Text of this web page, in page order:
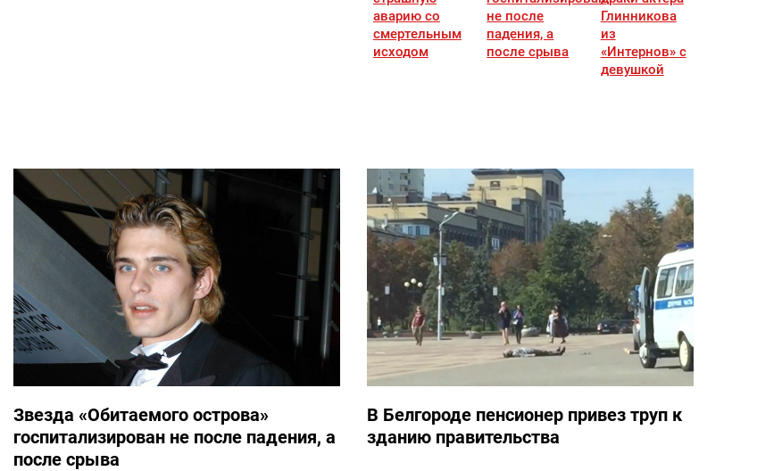
аварию со
смертельным
исходом
не после
падения, а
после срыва
Глинникова
из
«Интернов» с
девушкой
Звезда «Обитаемого острова»
госпитализирован не после падения, а
после срыва
В Белгороде пенсионер привез труп к
зданию правительства